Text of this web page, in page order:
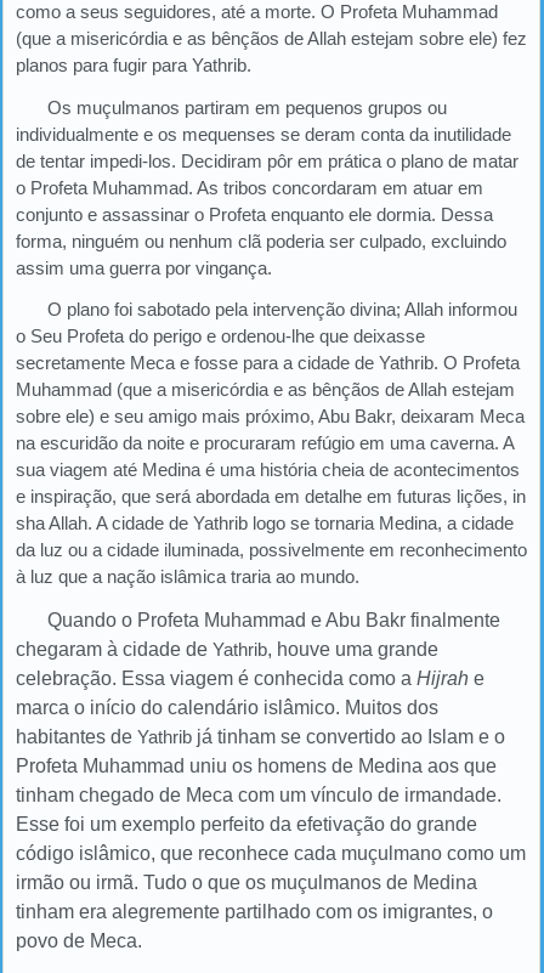
como a seus seguidores, até a morte. O Profeta Muhammad
(que a misericórdia e as bênçãos de Allah estejam sobre ele) fez
planos para fugir para Yathrib.
Os muçulmanos partiram em pequenos grupos ou
individualmente e os mequenses se deram conta da inutilidade
de tentar impedi-los. Decidiram pôr em prática o plano de matar
o Profeta Muhammad. As tribos concordaram em atuar em
conjunto e assassinar o Profeta enquanto ele dormia. Dessa
forma, ninguém ou nenhum clã poderia ser culpado, excluindo
assim uma guerra por vingança.
O plano foi sabotado pela intervenção divina; Allah informou
o Seu Profeta do perigo e ordenou-lhe que deixasse
secretamente Meca e fosse para a cidade de Yathrib. O Profeta
Muhammad (que a misericórdia e as bênçãos de Allah estejam
sobre ele) e seu amigo mais próximo, Abu Bakr, deixaram Meca
na escuridão da noite e procuraram refúgio em uma caverna. A
sua viagem até Medina é uma história cheia de acontecimentos
e inspiração, que será abordada em detalhe em futuras lições, in
sha Allah. A cidade de Yathrib logo se tornaria Medina, a cidade
da luz ou a cidade iluminada, possivelmente em reconhecimento
à luz que a nação islâmica traria ao mundo.
Quando o Profeta Muhammad e Abu Bakr finalmente
chegaram à cidade de Yathrib, houve uma grande
celebração. Essa viagem é conhecida como a Hijrah e
marca o início do calendário islâmico. Muitos dos
habitantes de Yathrib já tinham se convertido ao Islam e o
Profeta Muhammad uniu os homens de Medina aos que
tinham chegado de Meca com um vínculo de irmandade.
Esse foi um exemplo perfeito da efetivação do grande
código islâmico, que reconhece cada muçulmano como um
irmão ou irmã. Tudo o que os muçulmanos de Medina
tinham era alegremente partilhado com os imigrantes, o
povo de Meca.